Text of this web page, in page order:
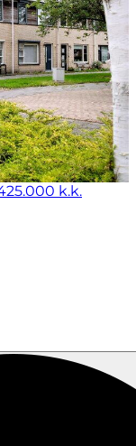
k.k.